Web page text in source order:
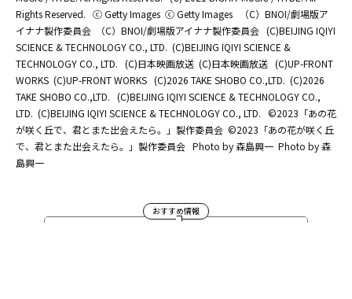
Rights Reserved. ⓒ Getty Images ⓒ Getty Images
（C）BNOI/劇場版ア
イナナ製作委員会
（C）BNOI/劇場版アイナナ製作委員会 (C)BEIJING IQIYI
SCIENCE & TECHNOLOGY CO., LTD. (C)BEIJING IQIYI SCIENCE &
TECHNOLOGY CO., LTD. (C)日本映画放送 (C)日本映画放送 (C)UP-FRONT
WORKS (C)UP-FRONT WORKS (C)2026 TAKE SHOBO CO.,LTD. (C)2026
TAKE SHOBO CO.,LTD. (C)BEIJING IQIYI SCIENCE & TECHNOLOGY CO.,
LTD. (C)BEIJING IQIYI SCIENCE & TECHNOLOGY CO., LTD. ©2023「あの花
が咲く丘で、君とまた出会えたら。」製作委員会 ©2023「あの花が咲く丘
で、君とまた出会えたら。」製作委員会 Photo by 森島興一 Photo by 森
島興一
おすすめ情報